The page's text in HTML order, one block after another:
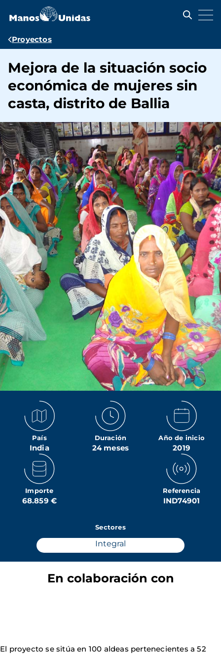
contenido
Ruta
navegación
Proyectos
Mejora de la situación socio
económica de mujeres sin
casta, distrito de Ballia
País
India
Duración
24 meses
Año de inicio
2019
Importe
68.859 €
Referencia
IND74901
Sectores
Integral
En colaboración con
El proyecto se sitúa en 100 aldeas pertenecientes a 52